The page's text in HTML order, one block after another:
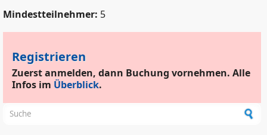
Mindestteilnehmer: 5
Registrieren
Zuerst anmelden, dann Buchung vornehmen. Alle
Infos im Überblick.
Suchformular